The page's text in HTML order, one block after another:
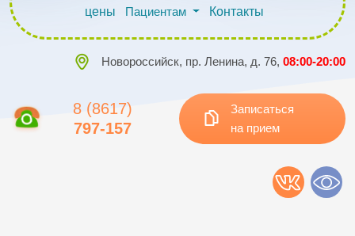
цены
Пациентам Контакты
Новороссийск, пр. Ленина, д. 76, 08:00-20:00
8 (8617)
797-157
Записаться
на прием